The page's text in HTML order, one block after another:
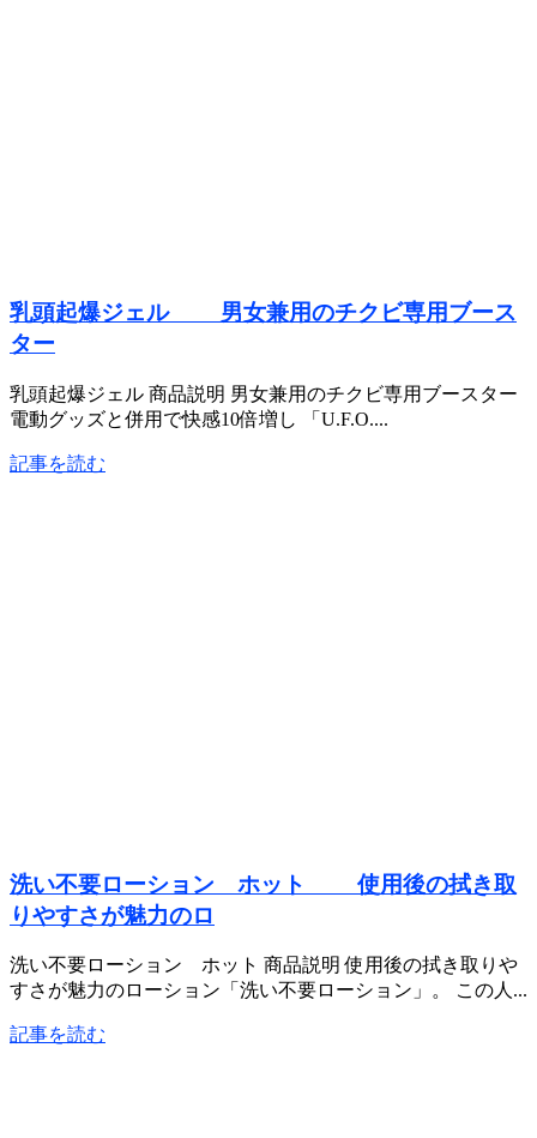
乳頭起爆ジェル 男女兼用のチクビ専用ブース
ター
乳頭起爆ジェル 商品説明 男女兼用のチクビ専用ブースター
電動グッズと併用で快感10倍増し 「U.F.O....
記事を読む
洗い不要ローション ホット 使用後の拭き取
りやすさが魅力のロ
洗い不要ローション ホット 商品説明 使用後の拭き取りや
すさが魅力のローション「洗い不要ローション」。 この人...
記事を読む